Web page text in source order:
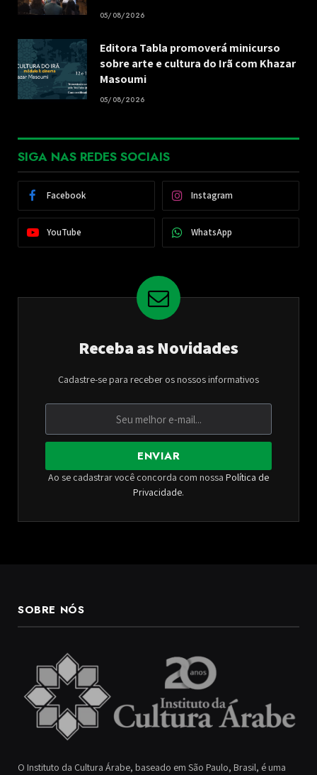
05/08/2026
Editora Tabla promoverá minicurso
sobre arte e cultura do Irã com Khazar
Masoumi
05/08/2026
SIGA NAS REDES SOCIAIS
Facebook Instagram
YouTube WhatsApp
Receba as Novidades
Cadastre-se para receber os nossos informativos
ENVIAR
Ao se cadastrar você concorda com nossa Política de
Privacidade.
SOBRE NÓS
O Instituto da Cultura Árabe, baseado em São Paulo, Brasil, é uma